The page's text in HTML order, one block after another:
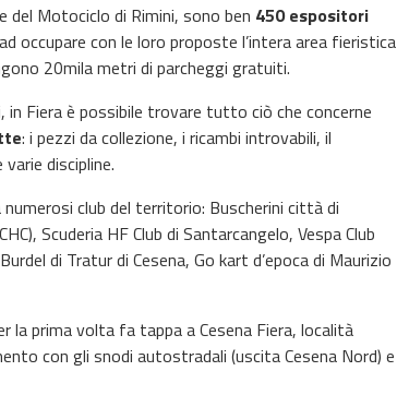
Motociclo di Rimini, sono ben 450 espositori
con le loro proposte l’intera area fieristica
20mila metri di parcheggi gratuiti.
Fiera è possibile trovare tutto ciò che concerne
: i pezzi da collezione, i ricambi introvabili, il
discipline.
club del territorio: Buscherini città di
Scuderia HF Club di Santarcangelo, Vespa Club
di Tratur di Cesena, Go kart d’epoca di Maurizio
la prima volta fa tappa a Cesena Fiera, località
con gli snodi autostradali (uscita Cesena Nord) e